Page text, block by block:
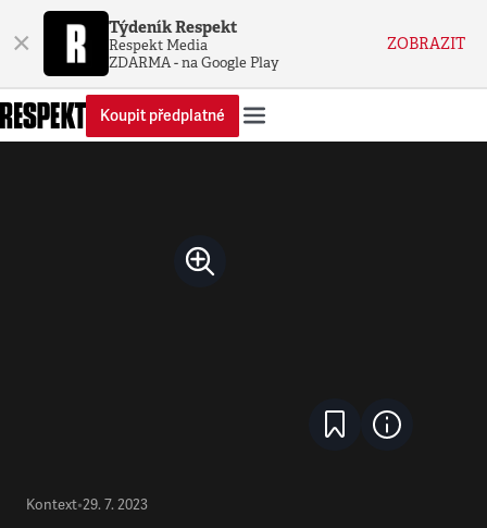
× Týdeník Respekt
Respekt Media
ZDARMA - na Google Play
ZOBRAZIT
Koupit předplatné
Kontext•29. 7. 2023